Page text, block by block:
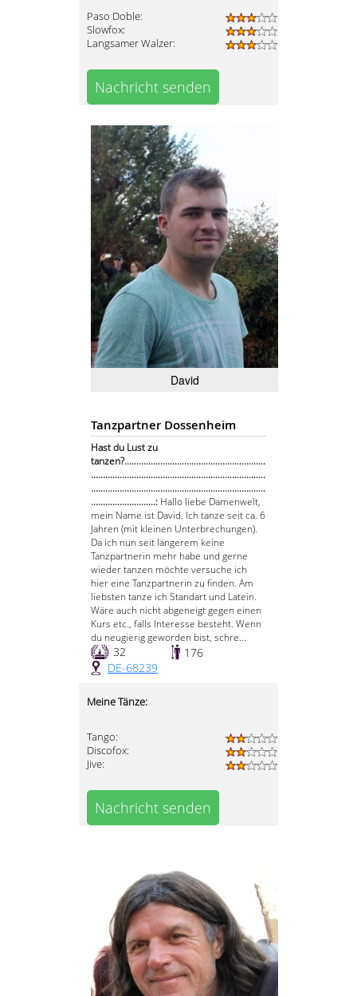
Paso Doble:
Slowfox:
Langsamer Walzer:
Nachricht senden
David
Tanzpartner Dossenheim
Hast du Lust zu
tanzen?...........................................................
.........................................................................
.........................................................................
...........................: Hallo liebe Damenwelt,
mein Name ist David. Ich tanze seit ca. 6
Jahren (mit kleinen Unterbrechungen).
Da ich nun seit längerem keine
Tanzpartnerin mehr habe und gerne
wieder tanzen möchte versuche ich
hier eine Tanzpartnerin zu finden. Am
liebsten tanze ich Standart und Latein.
Wäre auch nicht abgeneigt gegen einen
Kurs etc., falls Interesse besteht. Wenn
du neugierig geworden bist, schre...
32
176
DE-68239
Meine Tänze:
Tango:
Discofox:
Jive:
Nachricht senden